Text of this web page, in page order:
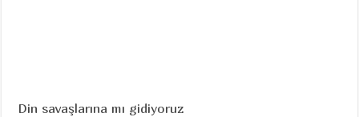
Din savaşlarına mı gidiyoruz